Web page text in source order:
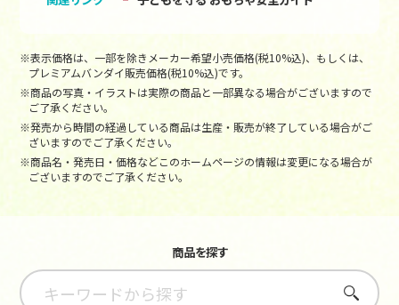
※表示価格は、一部を除きメーカー希望小売価格(税10%込)、もしくは、
プレミアムバンダイ販売価格(税10%込)です。
※商品の写真・イラストは実際の商品と一部異なる場合がございますので
ご了承ください。
※発売から時間の経過している商品は生産・販売が終了している場合がご
ざいますのでご了承ください。
※商品名・発売日・価格などこのホームページの情報は変更になる場合が
ございますのでご了承ください。
商品を探す
さがす